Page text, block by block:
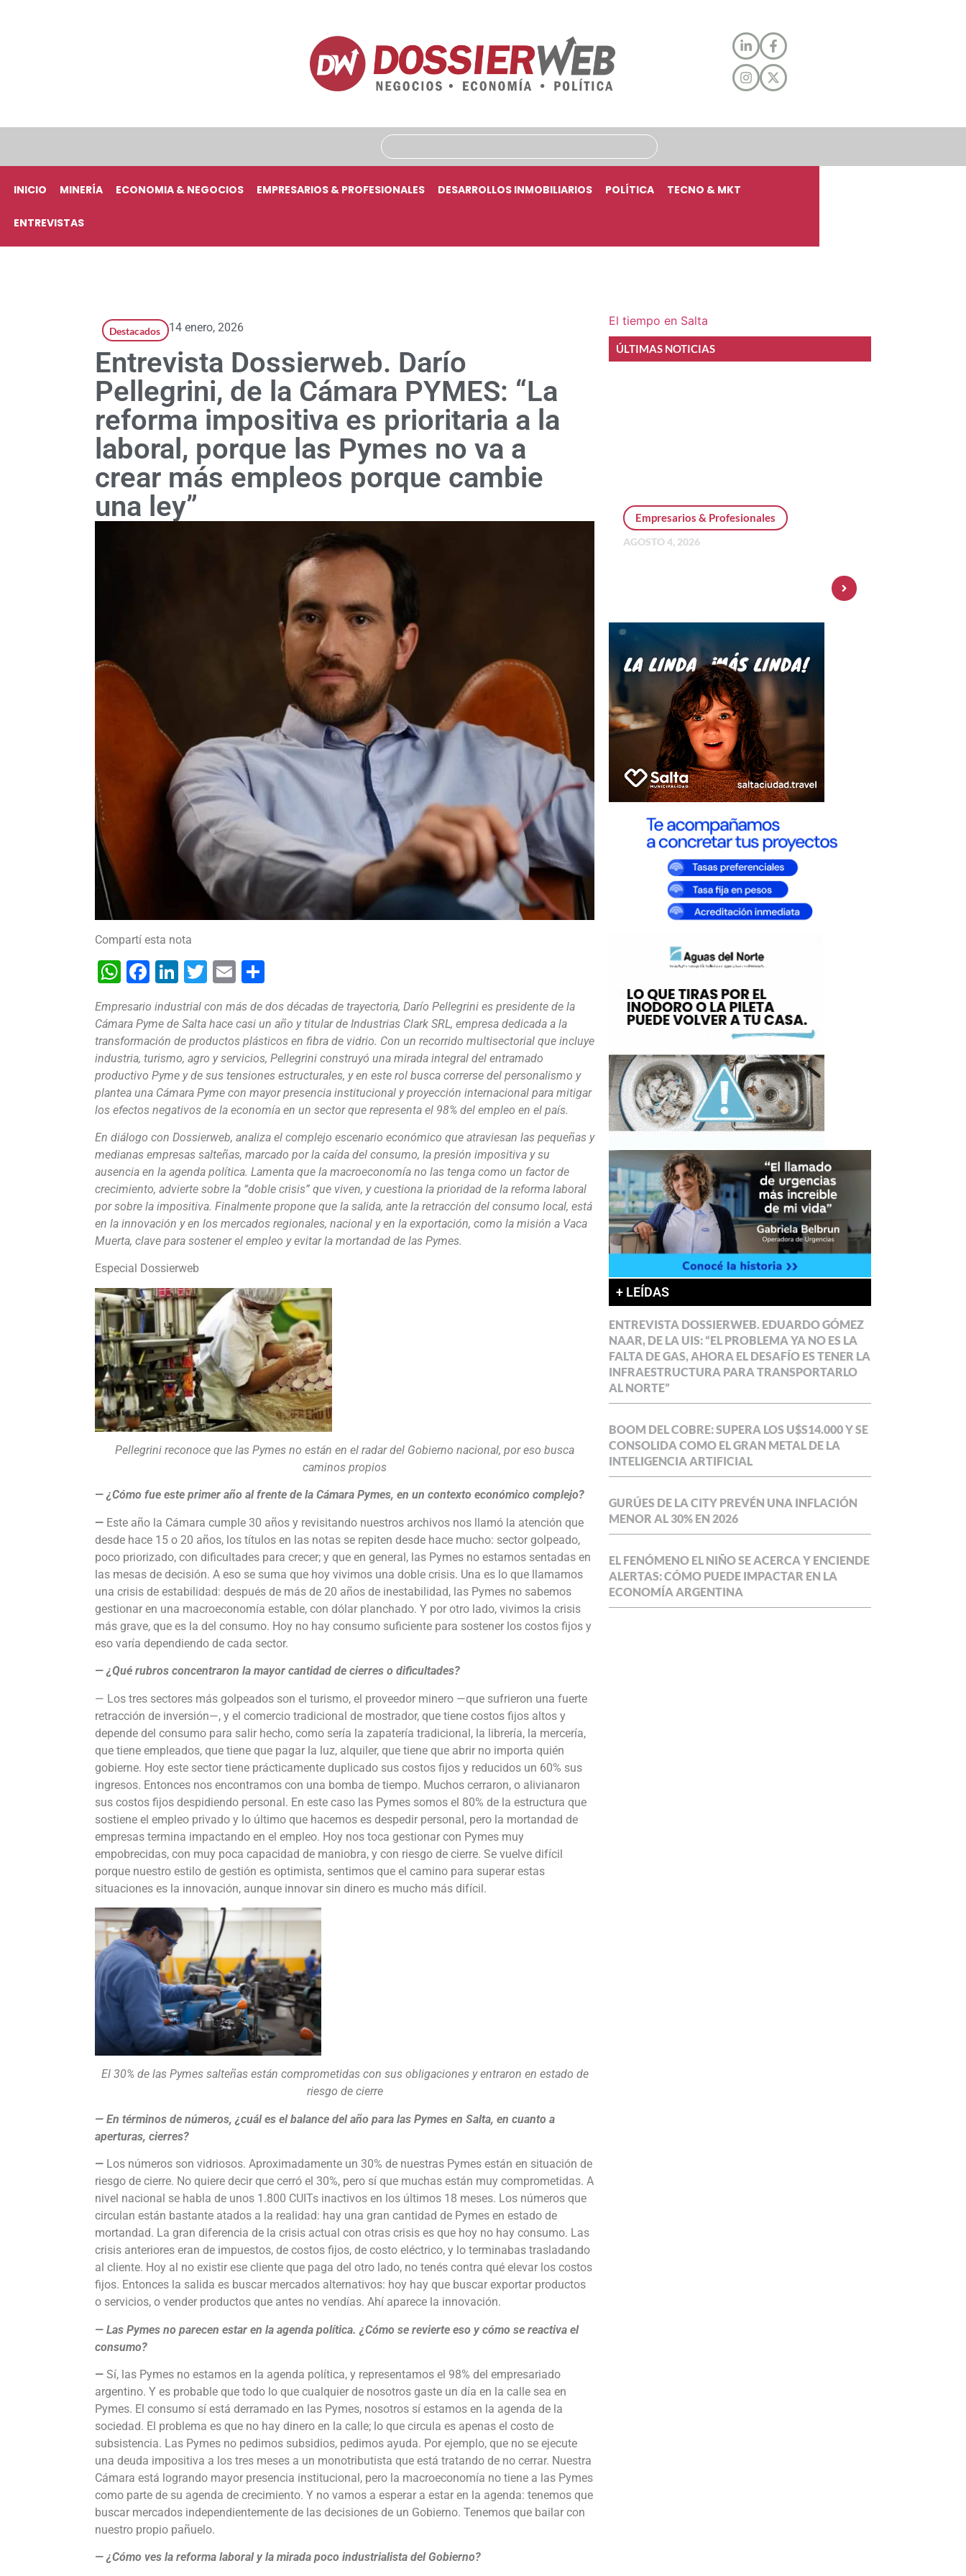
INICIO MINERÍA ECONOMIA & NEGOCIOS EMPRESARIOS & PROFESIONALES DESARROLLOS INMOBILIARIOS POLÍTICA TECNO & MKT
ENTREVISTAS
Destacados 14 enero, 2026
Entrevista Dossierweb. Darío
Pellegrini, de la Cámara PYMES: “La
reforma impositiva es prioritaria a la
laboral, porque las Pymes no va a
crear más empleos porque cambie
una ley”
Compartí esta nota
WhatsApp
Facebook
LinkedIn
Twitter
Email
Empresario industrial con más de dos décadas de trayectoria, Darío Pellegrini es presidente de la
Cámara Pyme de Salta hace casi un año y titular de Industrias Clark SRL, empresa dedicada a la
transformación de productos plásticos en fibra de vidrio. Con un recorrido multisectorial que incluye
industria, turismo, agro y servicios, Pellegrini construyó una mirada integral del entramado
productivo Pyme y de sus tensiones estructurales, y en este rol busca correrse del personalismo y
plantea una Cámara Pyme con mayor presencia institucional y proyección internacional para mitigar
los efectos negativos de la economía en un sector que representa el 98% del empleo en el país.
En diálogo con Dossierweb, analiza el complejo escenario económico que atraviesan las pequeñas y
medianas empresas salteñas, marcado por la caída del consumo, la presión impositiva y su
ausencia en la agenda política. Lamenta que la macroeconomía no las tenga como un factor de
crecimiento, advierte sobre la “doble crisis” que viven, y cuestiona la prioridad de la reforma laboral
por sobre la impositiva. Finalmente propone que la salida, ante la retracción del consumo local, está
en la innovación y en los mercados regionales, nacional y en la exportación, como la misión a Vaca
Muerta, clave para sostener el empleo y evitar la mortandad de las Pymes.
Especial Dossierweb
Pellegrini reconoce que las Pymes no están en el radar del Gobierno nacional, por eso busca
caminos propios
— ¿Cómo fue este primer año al frente de la Cámara Pymes, en un contexto económico complejo?
— Este año la Cámara cumple 30 años y revisitando nuestros archivos nos llamó la atención que
desde hace 15 o 20 años, los títulos en las notas se repiten desde hace mucho: sector golpeado,
poco priorizado, con dificultades para crecer; y que en general, las Pymes no estamos sentadas en
las mesas de decisión. A eso se suma que hoy vivimos una doble crisis. Una es lo que llamamos
una crisis de estabilidad: después de más de 20 años de inestabilidad, las Pymes no sabemos
gestionar en una macroeconomía estable, con dólar planchado. Y por otro lado, vivimos la crisis
más grave, que es la del consumo. Hoy no hay consumo suficiente para sostener los costos fijos y
eso varía dependiendo de cada sector.
— ¿Qué rubros concentraron la mayor cantidad de cierres o dificultades?
— Los tres sectores más golpeados son el turismo, el proveedor minero —que sufrieron una fuerte
retracción de inversión—, y el comercio tradicional de mostrador, que tiene costos fijos altos y
depende del consumo para salir hecho, como sería la zapatería tradicional, la librería, la mercería,
que tiene empleados, que tiene que pagar la luz, alquiler, que tiene que abrir no importa quién
gobierne. Hoy este sector tiene prácticamente duplicado sus costos fijos y reducidos un 60% sus
ingresos. Entonces nos encontramos con una bomba de tiempo. Muchos cerraron, o alivianaron
sus costos fijos despidiendo personal. En este caso las Pymes somos el 80% de la estructura que
sostiene el empleo privado y lo último que hacemos es despedir personal, pero la mortandad de
empresas termina impactando en el empleo. Hoy nos toca gestionar con Pymes muy
empobrecidas, con muy poca capacidad de maniobra, y con riesgo de cierre. Se vuelve difícil
porque nuestro estilo de gestión es optimista, sentimos que el camino para superar estas
situaciones es la innovación, aunque innovar sin dinero es mucho más difícil.
El 30% de las Pymes salteñas están comprometidas con sus obligaciones y entraron en estado de
riesgo de cierre
— En términos de números, ¿cuál es el balance del año para las Pymes en Salta, en cuanto a
aperturas, cierres?
— Los números son vidriosos. Aproximadamente un 30% de nuestras Pymes están en situación de
riesgo de cierre. No quiere decir que cerró el 30%, pero sí que muchas están muy comprometidas. A
nivel nacional se habla de unos 1.800 CUITs inactivos en los últimos 18 meses. Los números que
circulan están bastante atados a la realidad: hay una gran cantidad de Pymes en estado de
mortandad. La gran diferencia de la crisis actual con otras crisis es que hoy no hay consumo. Las
crisis anteriores eran de impuestos, de costos fijos, de costo eléctrico, y lo terminabas trasladando
al cliente. Hoy al no existir ese cliente que paga del otro lado, no tenés contra qué elevar los costos
fijos. Entonces la salida es buscar mercados alternativos: hoy hay que buscar exportar productos
o servicios, o vender productos que antes no vendías. Ahí aparece la innovación.
— Las Pymes no parecen estar en la agenda política. ¿Cómo se revierte eso y cómo se reactiva el
consumo?
— Sí, las Pymes no estamos en la agenda política, y representamos el 98% del empresariado
argentino. Y es probable que todo lo que cualquier de nosotros gaste un día en la calle sea en
Pymes. El consumo sí está derramado en las Pymes, nosotros sí estamos en la agenda de la
sociedad. El problema es que no hay dinero en la calle; lo que circula es apenas el costo de
subsistencia. Las Pymes no pedimos subsidios, pedimos ayuda. Por ejemplo, que no se ejecute
una deuda impositiva a los tres meses a un monotributista que está tratando de no cerrar. Nuestra
Cámara está logrando mayor presencia institucional, pero la macroeconomía no tiene a las Pymes
como parte de su agenda de crecimiento. Y no vamos a esperar a estar en la agenda: tenemos que
buscar mercados independientemente de las decisiones de un Gobierno. Tenemos que bailar con
nuestro propio pañuelo.
— ¿Cómo ves la reforma laboral y la mirada poco industrialista del Gobierno?
El tiempo en Salta
ÚLTIMAS NOTICIAS
Empresarios & Profesionales
AGOSTO 4, 2026
+ LEÍDAS
ENTREVISTA DOSSIERWEB. EDUARDO GÓMEZ
NAAR, DE LA UIS: “EL PROBLEMA YA NO ES LA
FALTA DE GAS, AHORA EL DESAFÍO ES TENER LA
INFRAESTRUCTURA PARA TRANSPORTARLO
AL NORTE”
BOOM DEL COBRE: SUPERA LOS U$S14.000 Y SE
CONSOLIDA COMO EL GRAN METAL DE LA
INTELIGENCIA ARTIFICIAL
GURÚES DE LA CITY PREVÉN UNA INFLACIÓN
MENOR AL 30% EN 2026
EL FENÓMENO EL NIÑO SE ACERCA Y ENCIENDE
ALERTAS: CÓMO PUEDE IMPACTAR EN LA
ECONOMÍA ARGENTINA